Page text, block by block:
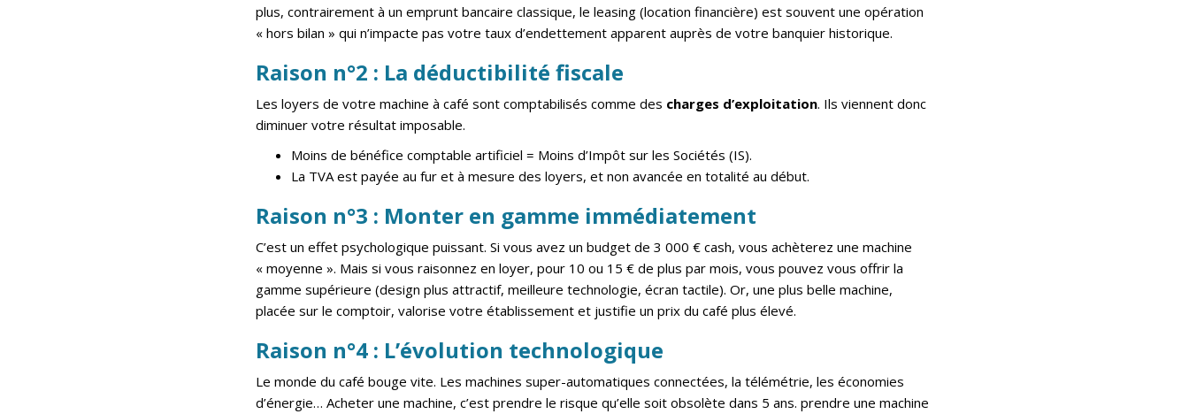
plus, contrairement à un emprunt bancaire classique, le leasing (location financière) est souvent une opération
« hors bilan » qui n’impacte pas votre taux d’endettement apparent auprès de votre banquier historique.
Raison n°2 : La déductibilité fiscale
Les loyers de votre machine à café sont comptabilisés comme des charges d’exploitation. Ils viennent donc
diminuer votre résultat imposable.
Moins de bénéfice comptable artificiel = Moins d’Impôt sur les Sociétés (IS).
La TVA est payée au fur et à mesure des loyers, et non avancée en totalité au début.
Raison n°3 : Monter en gamme immédiatement
C’est un effet psychologique puissant. Si vous avez un budget de 3 000 € cash, vous achèterez une machine
« moyenne ». Mais si vous raisonnez en loyer, pour 10 ou 15 € de plus par mois, vous pouvez vous offrir la
gamme supérieure (design plus attractif, meilleure technologie, écran tactile). Or, une plus belle machine,
placée sur le comptoir, valorise votre établissement et justifie un prix du café plus élevé.
Raison n°4 : L’évolution technologique
Le monde du café bouge vite. Les machines super-automatiques connectées, la télémétrie, les économies
d’énergie… Acheter une machine, c’est prendre le risque qu’elle soit obsolète dans 5 ans. prendre une machine